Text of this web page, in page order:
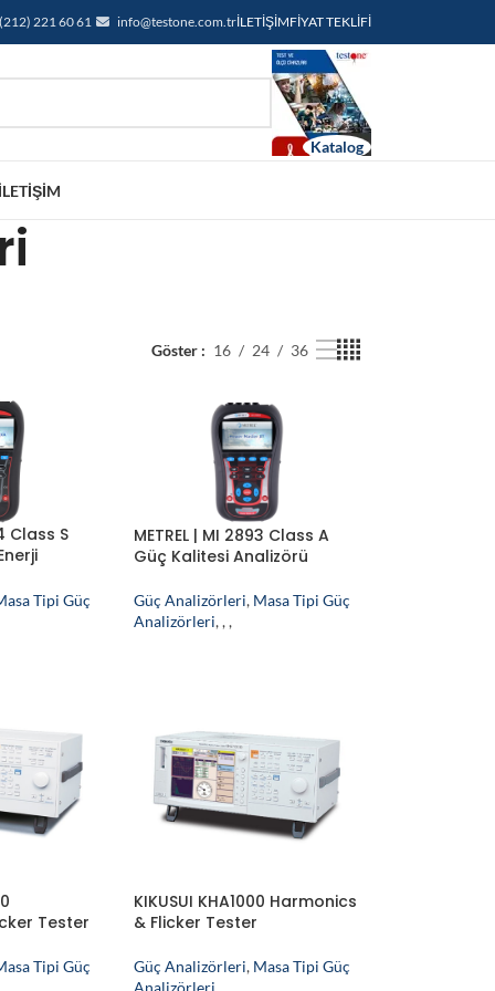
221 60 61 info@testone.com.trİLETIŞIMFIYAT TEKLIFI
İLETIŞIM
Göster 16 24 36
Class S
Tipi Güç
METREL | MI 2893 Class A
Güç Kalitesi Analizörü
Güç Analizörleri, Masa Tipi Güç
Analizörleri,,,
Tester
Tipi Güç
KIKUSUI KHA1000 Harmonics
& Flicker Tester
Güç Analizörleri, Masa Tipi Güç
Analizörleri